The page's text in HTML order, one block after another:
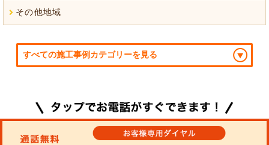
その他地域